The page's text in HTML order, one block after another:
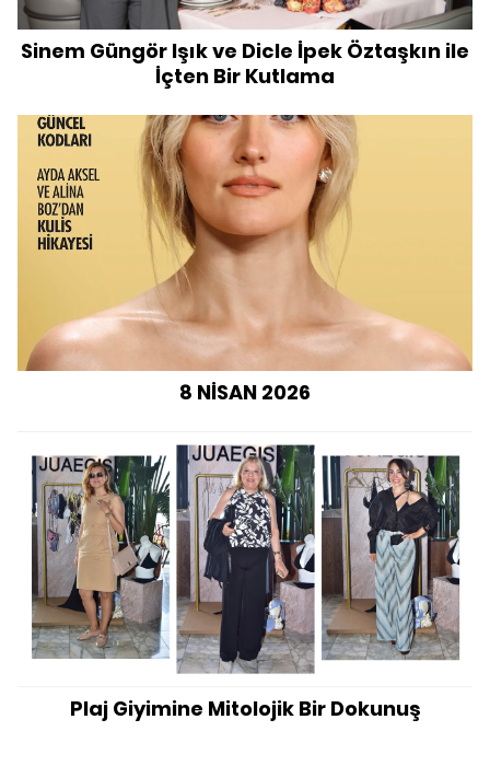
Sinem Güngör Işık ve Dicle İpek Öztaşkın ile
İçten Bir Kutlama
8 NİSAN 2026
Plaj Giyimine Mitolojik Bir Dokunuş